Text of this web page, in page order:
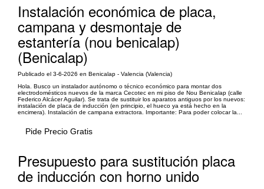
Instalación económica de placa,
campana y desmontaje de
estantería (nou benicalap)
(Benicalap)
Publicado el 3-6-2026 en Benicalap - Valencia (Valencia)
Hola. Busco un instalador autónomo o técnico económico para montar dos
electrodomésticos nuevos de la marca Cecotec en mi piso de Nou Benicalap (calle
Federico Alcácer Aguilar). Se trata de sustituir los aparatos antiguos por los nuevos:
instalación de placa de inducción (en principio, el hueco ya está hecho en la
encimera). Instalación de campana extractora. Importante: Para poder colocar la...
Pide Precio Gratis
Presupuesto para sustitución placa
de inducción con horno unido